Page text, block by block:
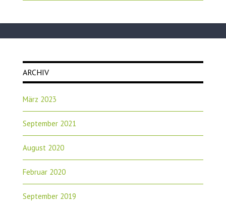
ARCHIV
März 2023
September 2021
August 2020
Februar 2020
September 2019